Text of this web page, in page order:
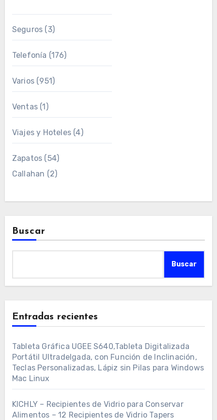
Seguros (3)
Telefonía (176)
Varios(951)
Ventas(1)
Viajes y Hoteles(4)
Zapatos (54)
Callahan (2)
Buscar
Buscar
Entradas recientes
Tableta Gráfica UGEE S640,Tableta Digitalizada
Portátil Ultradelgada, con Función de Inclinación,
Teclas Personalizadas, Lápiz sin Pilas para Windows
Mac Linux
KICHLY – Recipientes de Vidrio para Conservar
Alimentos – 12 Recipientes de Vidrio Tapers